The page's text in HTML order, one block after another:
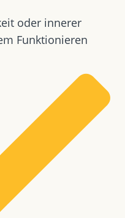
oder innerer
Funktionieren